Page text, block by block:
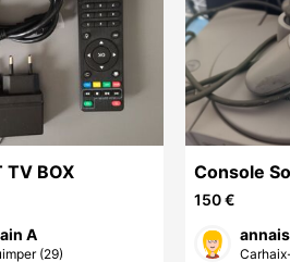
TV BOX
A
(29)
Console
PlayStation
manette et
150 €
annais